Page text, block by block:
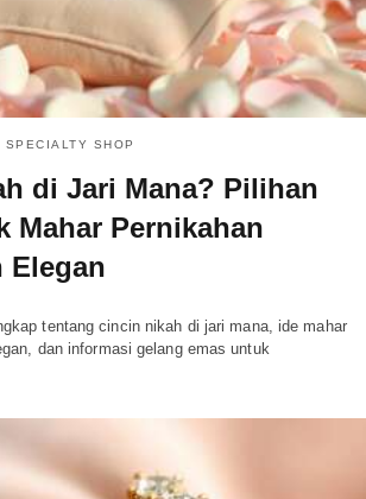
SPECIALTY SHOP
di Jari Mana? Pilihan
Mahar Pernikahan
Elegan
tentang cincin nikah di jari mana, ide mahar
dan informasi gelang emas untuk